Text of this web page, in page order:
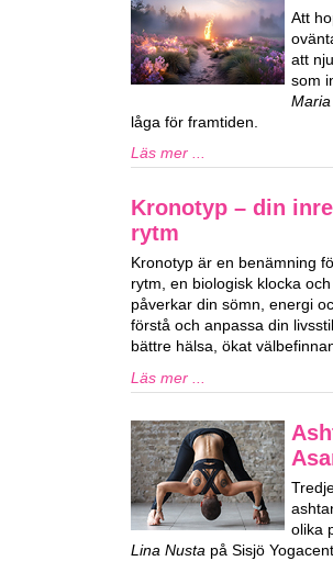
Att
att
som
låga för framtiden.
Läs mer ...
Kronotyp – din
rytm
Kronotyp är en benämning
rytm, en biologisk klocka
påverkar din sömn, energi
förstå och anpassa din
bättre hälsa, ökat
Läs mer ...
olika
Lina Nusta på Sisjö